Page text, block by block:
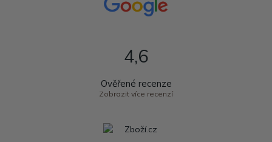
4,6
Ověřené recenze
Zobrazit více recenzí